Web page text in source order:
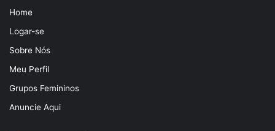
Home
Logar-se
Sobre Nós
Meu Perfil
Grupos Femininos
Anuncie Aqui